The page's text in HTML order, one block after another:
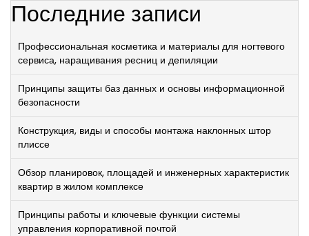
Последние записи
Профессиональная косметика и материалы для ногтевого
сервиса, наращивания ресниц и депиляции
Принципы защиты баз данных и основы информационной
безопасности
Конструкция, виды и способы монтажа наклонных штор
плиссе
Обзор планировок, площадей и инженерных характеристик
квартир в жилом комплексе
Принципы работы и ключевые функции системы
управления корпоративной почтой